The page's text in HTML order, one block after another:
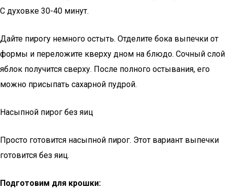
С духовке 30-40 минут.
Дайте пирогу немного остыть. Отделите бока выпечки от
формы и переложите кверху дном на блюдо. Сочный слой
яблок получится сверху. После полного остывания, его
можно присыпать сахарной пудрой.
Насыпной пирог без яиц
Просто готовится насыпной пирог. Этот вариант выпечки
готовится без яиц.
Подготовим для крошки: